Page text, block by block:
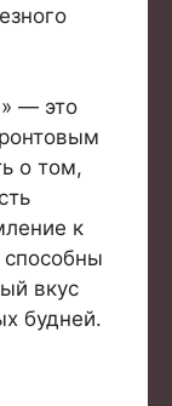
— это
о том,
к
вкус
будней.